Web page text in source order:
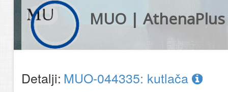
MUO | AthenaPlus
Detalji: MUO-044335: kutlača